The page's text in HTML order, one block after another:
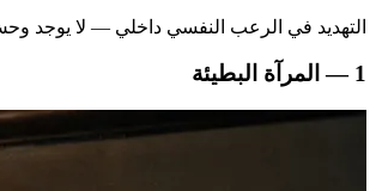
التهديد في الرعب النفسي داخلي — لا يوجد
1 — المرآة البطيئة